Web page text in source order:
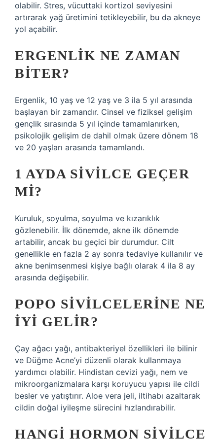
olabilir. Stres, vücuttaki kortizol seviyesini
artırarak yağ üretimini tetikleyebilir, bu da akneye
yol açabilir.
ERGENLIK NE ZAMAN
BITER?
Ergenlik, 10 yaş ve 12 yaş ve 3 ila 5 yıl arasında
başlayan bir zamandır. Cinsel ve fiziksel gelişim
gençlik sırasında 5 yıl içinde tamamlanırken,
psikolojik gelişim de dahil olmak üzere dönem 18
ve 20 yaşları arasında tamamlandı.
1 AYDA SIVILCE GEÇER
MI?
Kuruluk, soyulma, soyulma ve kızarıklık
gözlenebilir. İlk dönemde, akne ilk dönemde
artabilir, ancak bu geçici bir durumdur. Cilt
genellikle en fazla 2 ay sonra tedaviye kullanılır ve
akne benimsenmesi kişiye bağlı olarak 4 ila 8 ay
arasında değişebilir.
POPO SIVILCELERINE NE
IYI GELIR?
Çay ağacı yağı, antibakteriyel özellikleri ile bilinir
ve Düğme Acne’yi düzenli olarak kullanmaya
yardımcı olabilir. Hindistan cevizi yağı, nem ve
mikroorganizmalara karşı koruyucu yapısı ile cildi
besler ve yatıştırır. Aloe vera jeli, iltihabı azaltarak
cildin doğal iyileşme sürecini hızlandırabilir.
HANGI HORMON SIVILCE